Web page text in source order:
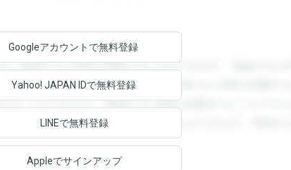
。登録すると回答を閲覧することができます。登録すると回
回答を閲覧することができます。登録すると回答を閲覧する
ることができます。登録すると回答を閲覧することができま
ます。登録すると回答を閲覧することができます。登録する
Googleアカウントで無料登録
Yahoo! JAPAN IDで無料登録
LINEで無料登録
Appleでサインアップ